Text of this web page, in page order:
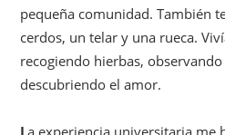
pequeña comunidad. También
cerdos, un telar y una rueca.
recogiendo hierbas,
descubriendo el amor.
La experiencia universitaria me